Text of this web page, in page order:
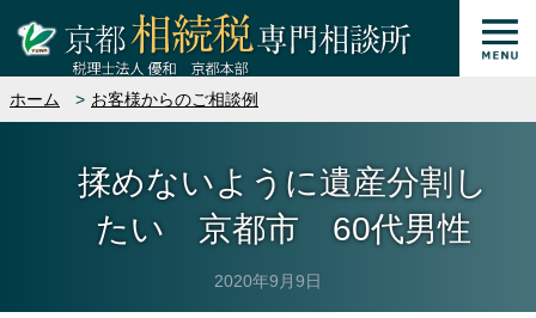
ホーム お客様からのご相談例
揉めないように遺産分割し
たい 京都市 60代男性
2020年9月9日